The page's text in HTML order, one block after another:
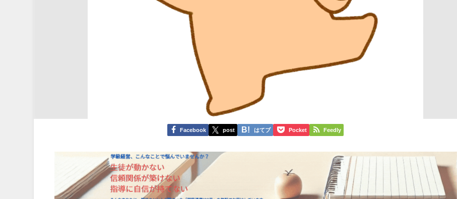
Facebook post はてブ Pocket Feedly